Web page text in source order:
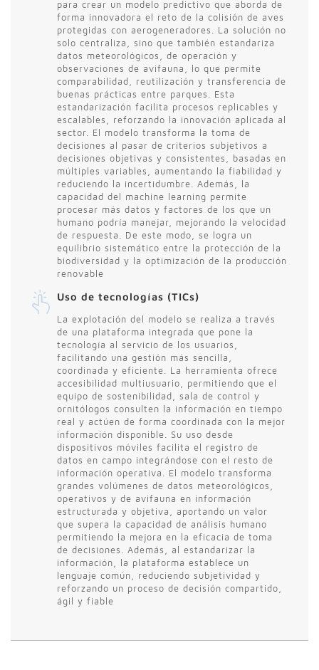
para crear un modelo predictivo que aborda de
forma innovadora el reto de la colisión de aves
protegidas con aerogeneradores. La solución no
solo centraliza, sino que también estandariza
datos meteorológicos, de operación y
observaciones de avifauna, lo que permite
comparabilidad, reutilización y transferencia de
buenas prácticas entre parques. Esta
estandarización facilita procesos replicables y
escalables, reforzando la innovación aplicada al
sector. El modelo transforma la toma de
decisiones al pasar de criterios subjetivos a
decisiones objetivas y consistentes, basadas en
múltiples variables, aumentando la fiabilidad y
reduciendo la incertidumbre. Además, la
capacidad del machine learning permite
procesar más datos y factores de los que un
humano podría manejar, mejorando la velocidad
de respuesta. De este modo, se logra un
equilibrio sistemático entre la protección de la
biodiversidad y la optimización de la producción
renovable
Uso de tecnologías (TICs)
La explotación del modelo se realiza a través
de una plataforma integrada que pone la
tecnología al servicio de los usuarios,
facilitando una gestión más sencilla,
coordinada y eficiente. La herramienta ofrece
accesibilidad multiusuario, permitiendo que el
equipo de sostenibilidad, sala de control y
ornitólogos consulten la información en tiempo
real y actúen de forma coordinada con la mejor
información disponible. Su uso desde
dispositivos móviles facilita el registro de
datos en campo integrándose con el resto de
información operativa. El modelo transforma
grandes volúmenes de datos meteorológicos,
operativos y de avifauna en información
estructurada y objetiva, aportando un valor
que supera la capacidad de análisis humano
permitiendo la mejora en la eficacia de toma
de decisiones. Además, al estandarizar la
información, la plataforma establece un
lenguaje común, reduciendo subjetividad y
reforzando un proceso de decisión compartido,
ágil y fiable